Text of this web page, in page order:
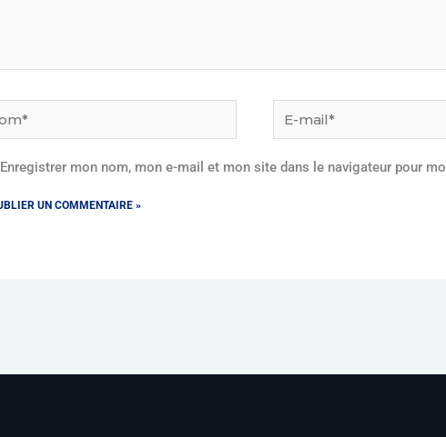
mail*
Enregistrer mon nom, mon e-mail et mon site dans le navigateur pour